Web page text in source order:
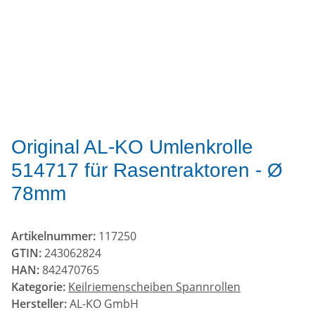
Original AL-KO Umlenkrolle
514717 für Rasentraktoren - Ø
78mm
Artikelnummer: 117250
GTIN:243062824
HAN:842470765
Kategorie: Keilriemenscheiben Spannrollen
Hersteller:AL-KO GmbH